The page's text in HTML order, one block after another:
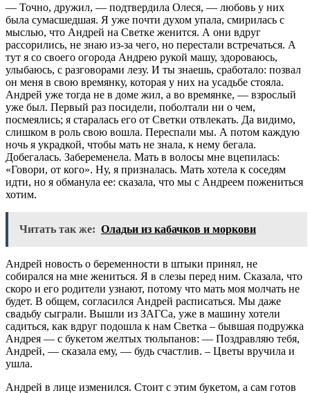
— Точно, дружил, — подтвердила Олеся, — любовь у них
была сумасшедшая. Я уже почти духом упала, смирилась с
мыслью, что Андрей на Светке женится. А они вдруг
рассорились, не знаю из-за чего, но перестали встречаться. А
тут я со своего огорода Андрею рукой машу, здороваюсь,
улыбаюсь, с разговорами лезу. И ты знаешь, сработало: позвал
он меня в свою времянку, которая у них на усадьбе стояла.
Андрей уже тогда не в доме жил, а во времянке, — взрослый
уже был. Первый раз посидели, поболтали ни о чем,
посмеялись; я старалась его от Светки отвлекать. Да видимо,
слишком в роль свою вошла. Переспали мы. А потом каждую
ночь я украдкой, чтобы мать не знала, к нему бегала.
Добегалась. Забеременела. Мать в волосы мне вцепилась:
«Говори, от кого». Ну, я призналась. Мать хотела к соседям
идти, но я обманула ее: сказала, что мы с Андреем пожениться
хотим.
Читать так же: Оладьи из кабачков и моркови
Андрей новость о беременности в штыки принял, не
собирался на мне жениться. Я в слезы перед ним. Сказала, что
скоро и его родители узнают, потому что мать моя молчать не
будет. В общем, согласился Андрей расписаться. Мы даже
свадьбу сыграли. Вышли из ЗАГСа, уже в машину хотели
садиться, как вдруг подошла к нам Светка – бывшая подружка
Андрея — с букетом желтых тюльпанов: — Поздравляю тебя,
Андрей, — сказала ему, — будь счастлив. – Цветы вручила и
ушла.
Андрей в лице изменился. Стоит с этим букетом, а сам готов